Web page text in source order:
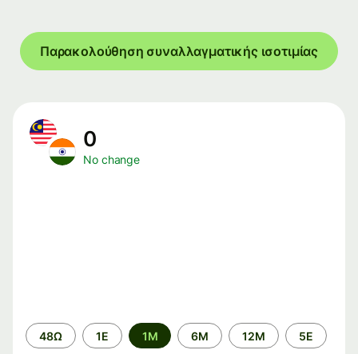
Παρακολούθηση συναλλαγματικής ισοτιμίας
0
No change
Time
period
48Ω 1Ε 1M 6M 12M 5Ε